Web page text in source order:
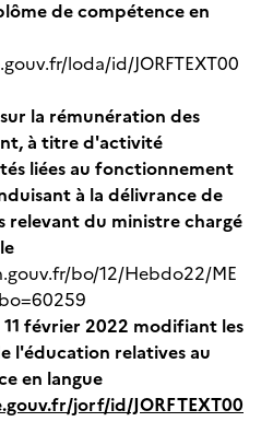
de compétence en
loda/id/JORFTEXT00
la rémunération des
à titre d'activité
liées au fonctionnement
à la délivrance de
du ministre chargé
bo/12/Hebdo22/ME
février 2022 modifiant les
l'éducation relatives au
en langue
jorf/id/JORFTEXT00